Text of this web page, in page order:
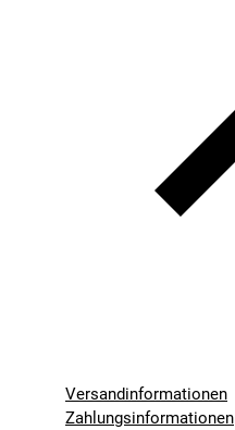
Versandinformationen
Zahlungsinformationen